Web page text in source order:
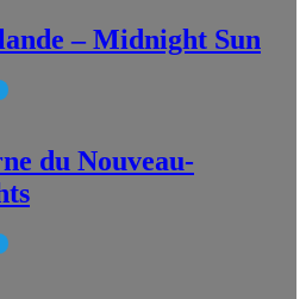
– Midnight Sun
du Nouveau-